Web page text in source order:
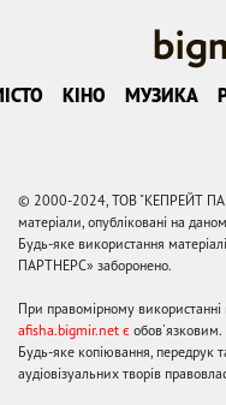
КІНО МУЗИКА
© 2000-2024, ТОВ "КЕПРЕЙТ
матеріали, опубліковані на
Будь-яке використання
ПАРТНЕРС» заборонено.
При правомірному використанні
afisha.bigmir.net є обов'язковим.
Будь-яке копіювання, передрук
аудіовізуальних творів